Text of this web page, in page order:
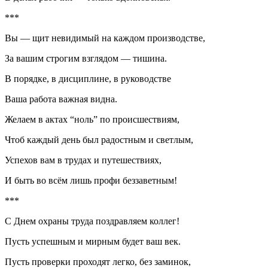
***
Вы — щит невидимый на каждом производстве,
За вашим строгим взглядом — тишина.
В порядке, в дисциплине, в руководстве
Ваша работа важная видна.
Желаем в актах “ноль” по происшествиям,
Чтоб каждый день был радостным и светлым,
Успехов вам в трудах и путешествиях,
И быть во всём лишь профи беззаветным!
***
С Днем охраны труда поздравляем коллег!
Пусть успешным и мирным будет ваш век.
Пусть проверки проходят легко, без заминок,